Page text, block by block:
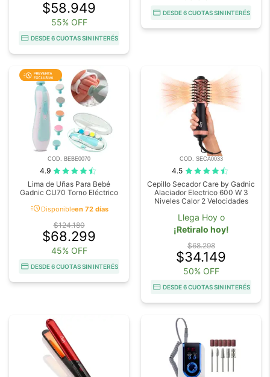
$58.949
55% OFF
DESDE 6 CUOTAS SIN INTERÉS
DESDE 6 CUOTAS SIN INTERÉS
COD. BEBE0070
4.9
Lima de Uñas Para Bebé
Gadnic CU70 Torno Eléctrico
acuteDisponibleen 72 días
$124.180
$68.299
45% OFF
DESDE 6 CUOTAS SIN INTERÉS
COD. SECA0033
4.5
Cepillo Secador Care by Gadnic
Alaciador Electrico 600 W 3
Niveles Calor 2 Velocidades
Llega Hoy o
¡Retiralo hoy!
$68.298
$34.149
50% OFF
DESDE 6 CUOTAS SIN INTERÉS